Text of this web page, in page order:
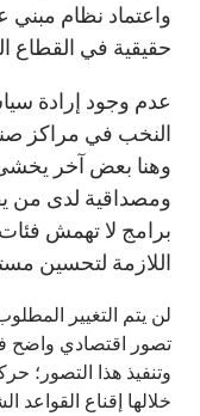
واعتماد نظام
حقيقية في القطاع
عدم وجود إرادة
النخب في مراكز صنع
وهنا بعض آخر يخشى
ومصداقية لدى من
برامج لا تهمش
اللازمة لتحسين
لن يتم التغيير
تصور اقتصادي واضح
وتنفيذ هذا التصور؛
خلالها إقناع